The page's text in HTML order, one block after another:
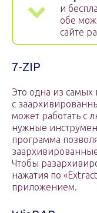
и
обе
сайте
7-ZIP
Это одна из
с
может работать с
нужные
программа
Чтобы
нажатия по
приложением.